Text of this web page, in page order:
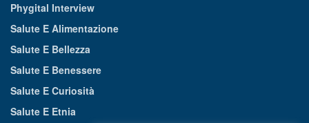
Phygital Interview
Salute E Alimentazione
Salute E Bellezza
Salute E Benessere
Salute E Curiosità
Salute E Etnia